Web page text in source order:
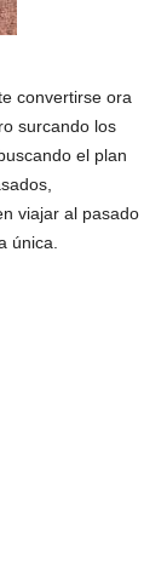
convertirse ora
surcando los
el plan
viajar al pasado
única.